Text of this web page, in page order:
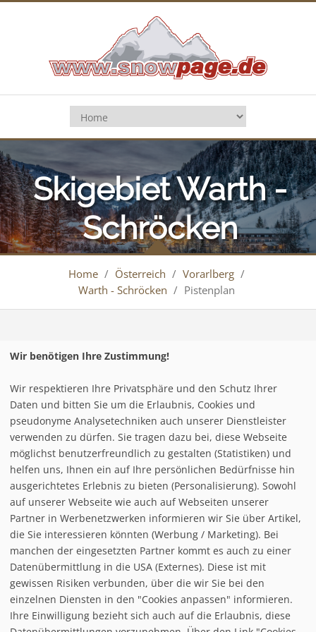
Skigebiet Warth -
Schröcken
Home / Österreich / Vorarlberg /
Warth - Schröcken / Pistenplan
Pistenplan Warth - Schröcken
follow us on facebook
Wir benötigen Ihre Zustimmung!
Wir respektieren Ihre Privatsphäre und den Schutz Ihrer
Daten und bitten Sie um die Erlaubnis, Cookies und
pseudonyme Analysetechniken auch unserer Dienstleister
verwenden zu dürfen. Sie tragen dazu bei, diese Webseite
möglichst benutzerfreundlich zu gestalten (Statistiken) und
helfen uns, Ihnen ein auf Ihre persönlichen Bedürfnisse hin
ausgerichtetes Erlebnis zu bieten (Personalisierung). Sowohl
auf unserer Webseite wie auch auf Webseiten unserer
Partner in Werbenetzwerken informieren wir Sie über Artikel,
die Sie interessieren könnten (Werbung / Marketing). Bei
manchen der eingesetzten Partner kommt es auch zu einer
Datenübermittlung in die USA (Externes). Diese ist mit
gewissen Risiken verbunden, über die wir Sie bei den
einzelnen Diensten in den "Cookies anpassen" informieren.
Ihre Einwilligung bezieht sich auch auf die Erlaubnis, diese